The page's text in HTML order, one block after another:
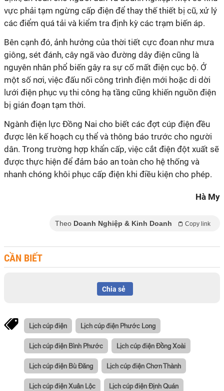
vực phải tạm ngừng cấp điện để thay thế thiết bị cũ, xử lý
các điểm quá tải và kiểm tra định kỳ các trạm biến áp.
Bên cạnh đó, ảnh hưởng của thời tiết cực đoan như mưa
giông, sét đánh, cây ngã vào đường dây điện cũng là
nguyên nhân phổ biến gây ra sự cố mất điện cục bộ. Ở
một số nơi, việc đấu nối công trình điện mới hoặc di dời
lưới điện phục vụ thi công hạ tầng cũng khiến nguồn điện
bị gián đoạn tạm thời.
Ngành điện lực Đồng Nai cho biết các đợt cúp điện đều
được lên kế hoạch cụ thể và thông báo trước cho người
dân. Trong trường hợp khẩn cấp, việc cắt điện đột xuất sẽ
được thực hiện để đảm bảo an toàn cho hệ thống và
nhanh chóng khôi phục cấp điện khi điều kiện cho phép.
Hà My
Theo Doanh Nghiệp & Kinh Doanh Copy link
CẦN BIẾT
Chia sẻ
Lịch cúp điện Lịch cúp điện Phước Long
Lịch cúp điện Bình Phước Lịch cúp điện Đồng Xoài
Lịch cúp điện Bù Đăng Lịch cúp điện Chơn Thành
Lịch cúp điện Xuân Lộc Lịch cúp điện Định Quán